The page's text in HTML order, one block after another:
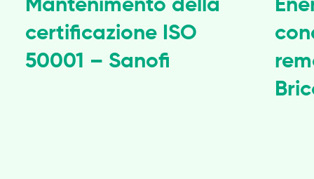
Mantenimento della
certificazione ISO
50001 – Sanofi